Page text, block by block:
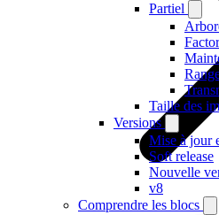
Partiel
Taille des
Versions
Mise à jour
Soft release
Nouvelle
v8
Comprendre les blocs